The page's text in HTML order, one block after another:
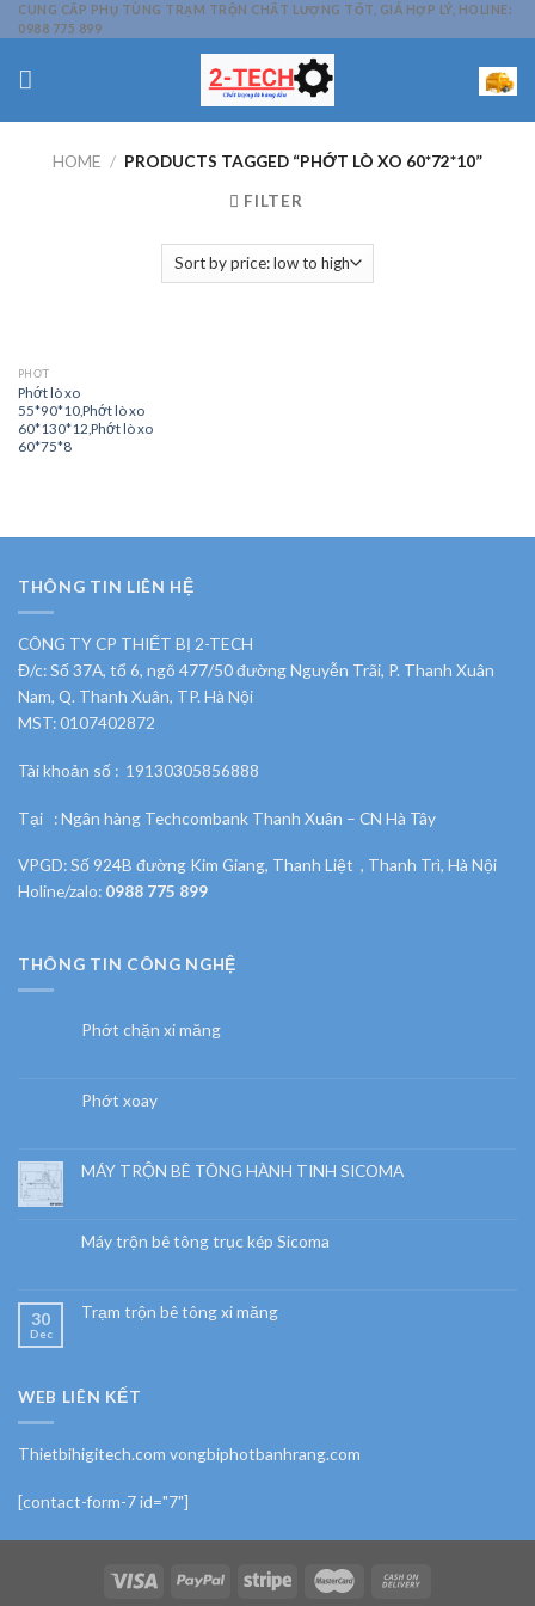
Skip
to
CUNG CẤP PHỤ TÙNG TRẠM TRỘN CHẤT LƯỢNG TỐT, GIÁ HỢP LÝ, HOLINE:
0988 775 899
HOME / PRODUCTS TAGGED “PHỚT LÒ XO 60*72*10”
FILTER
PHỚT
Phớt lò xo
55*90*10,Phớt lò xo
60*130*12,Phớt lò xo
60*75*8
THÔNG TIN LIÊN HỆ
CÔNG TY CP THIẾT BỊ 2-TECH
Đ/c: Số 37A, tổ 6, ngõ 477/50 đường Nguyễn Trãi, P. Thanh Xuân
Nam, Q. Thanh Xuân, TP. Hà Nội
MST: 0107402872
Tài khoản số : 19130305856888
Tại : Ngân hàng Techcombank Thanh Xuân – CN Hà Tây
VPGD: Số 924B đường Kim Giang, Thanh Liệt , Thanh Trì, Hà Nội
Holine/zalo: 0988 775 899
THÔNG TIN CÔNG NGHỆ
Phớt chặn xi măng
Phớt xoay
MÁY TRỘN BÊ TÔNG HÀNH TINH SICOMA
Máy trộn bê tông trục kép Sicoma
30
Dec
Trạm trộn bê tông xi măng
WEB LIÊN KẾT
Thietbihigitech.com vongbiphotbanhrang.com
[contact-form-7 id="7"]